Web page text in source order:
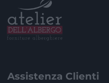
Assistenza Clienti